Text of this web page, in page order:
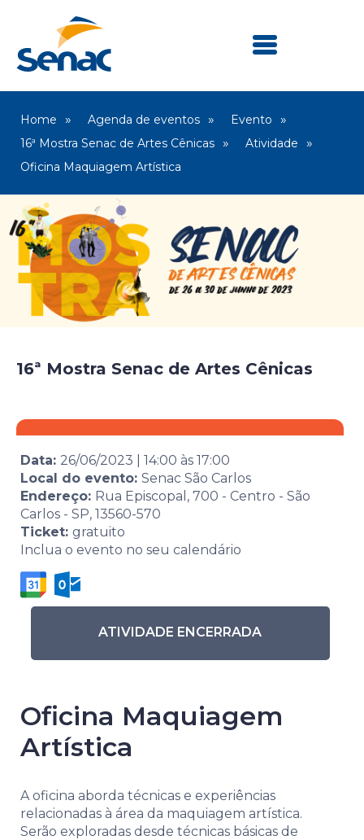
Home Agenda de eventos
Evento
16ª Mostra Senac de Artes Cênicas
Atividade
Oficina Maquiagem Artística
16ª Mostra Senac de Artes Cênicas
Data: 26/06/2023 14:00 às 17:00
Local do evento: Senac São Carlos
Endereço: Rua Episcopal, 700 - Centro - São
Carlos - SP, 13560-570
Ticket: gratuito
Inclua o evento no seu calendário
ATIVIDADE ENCERRADA
Oficina Maquiagem
Artística
A oficina aborda técnicas e experiências
relacionadas à área da maquiagem artística.
Serão exploradas desde técnicas básicas de